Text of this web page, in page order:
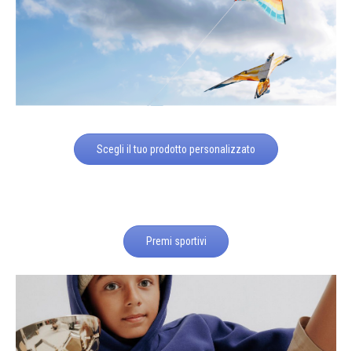
Scegli il tuo prodotto personalizzato
Premi sportivi